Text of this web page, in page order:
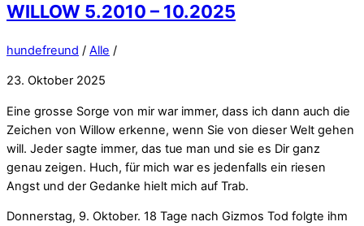
WILLOW 5.2010 – 10.2025
hundefreund / Alle /
23. Oktober 2025
Eine grosse Sorge von mir war immer, dass ich dann auch die
Zeichen von Willow erkenne, wenn Sie von dieser Welt gehen
will. Jeder sagte immer, das tue man und sie es Dir ganz
genau zeigen. Huch, für mich war es jedenfalls ein riesen
Angst und der Gedanke hielt mich auf Trab.
Donnerstag, 9. Oktober. 18 Tage nach Gizmos Tod folgte ihm